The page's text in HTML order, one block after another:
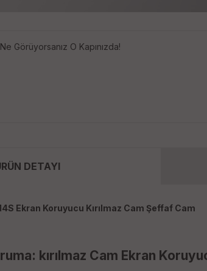
Görüyorsanız O Kapınızda!
DETAYI
Ekran Koruyucu Kırılmaz Cam Şeffaf Cam
kırılmaz Cam Ekran